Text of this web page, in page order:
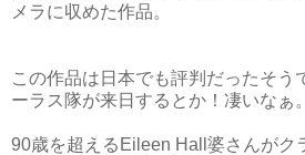
メラに収めた作品。
この作品は日本でも評判だったそう
ーラス隊が来日するとか！凄いなぁ。
90歳を超えるEileen Hall婆さんがク